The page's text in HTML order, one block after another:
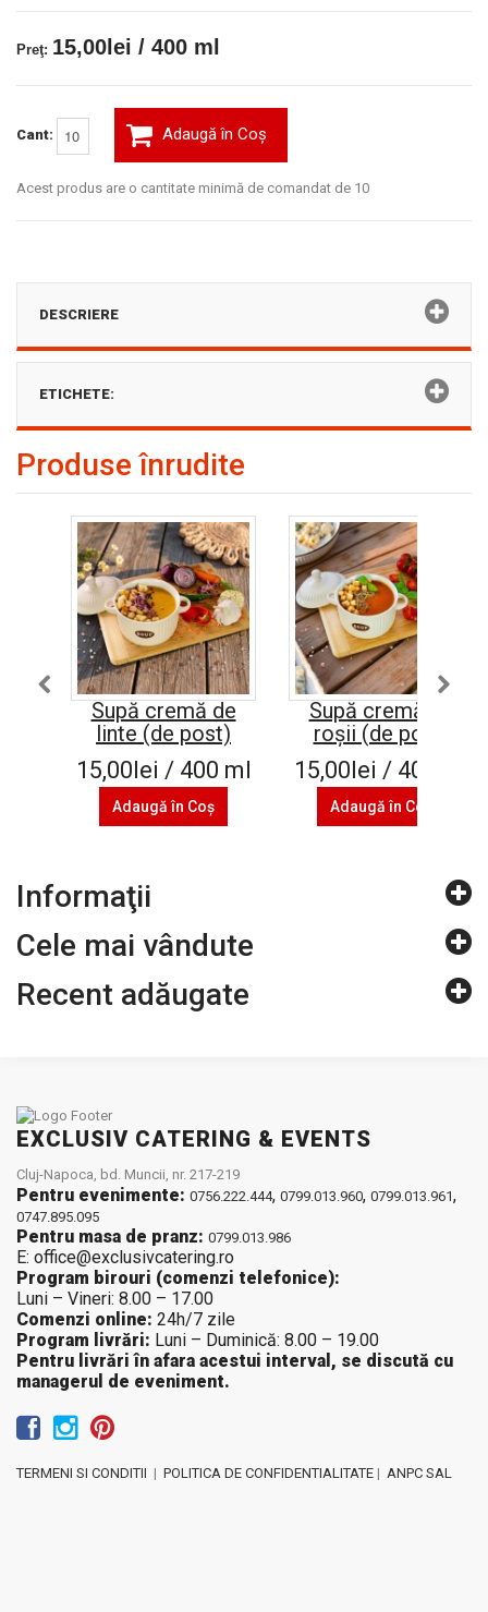
Preţ: 15,00lei / 400 ml
Cant: Adaugă în Coş
Acest produs are o cantitate minimă de comandat de 10
DESCRIERE
ETICHETE:
Produse înrudite
Supă cremă de
linte (de post)
15,00lei / 400 ml
Adaugă în Coş
Supă cremă de
roșii (de post)
15,00lei / 400 ml
Adaugă în Coş
Informaţii
Cele mai vândute
Recent adăugate
EXCLUSIV CATERING & EVENTS
Cluj-Napoca, bd. Muncii, nr. 217-219
Pentru evenimente: 0756.222.444, 0799.013.960, 0799.013.961,
0747.895.095
Pentru masa de pranz: 0799.013.986
E: office@exclusivcatering.ro
Program birouri (comenzi telefonice):
Luni – Vineri: 8.00 – 17.00
Comenzi online: 24h/7 zile
Program livrări: Luni – Duminică: 8.00 – 19.00
Pentru livrări în afara acestui interval, se discută cu
managerul de eveniment.
TERMENI SI CONDITII | POLITICA DE CONFIDENTIALITATE | ANPC SAL